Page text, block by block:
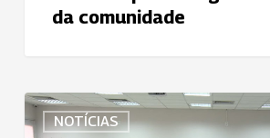
reforço
de
ex-
da comunidade
NOTÍCIAS
Uniodonto
Centro-